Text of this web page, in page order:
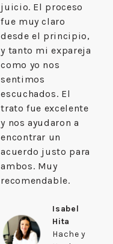
juicio. El proceso
fue muy claro
desde el principio,
y tanto mi expareja
como yo nos
sentimos
escuchados. El
trato fue excelente
y nos ayudaron a
encontrar un
acuerdo justo para
ambos. Muy
recomendable.
Isabel
Hita
Hache y